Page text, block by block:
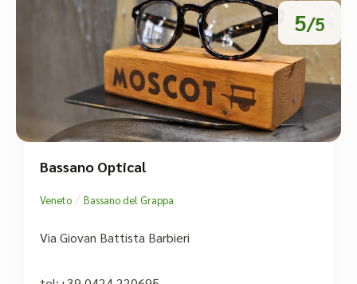
5/5
Bassano Optical
Veneto / Bassano del Grappa
Via Giovan Battista Barbieri